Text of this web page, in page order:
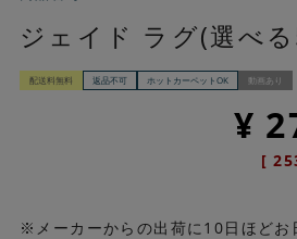
ジェイド ラグ(選べ
配送料無料 返品不可 ホットカーペットOK 動画あり
¥
[
※メーカーからの出荷に10日ほどお